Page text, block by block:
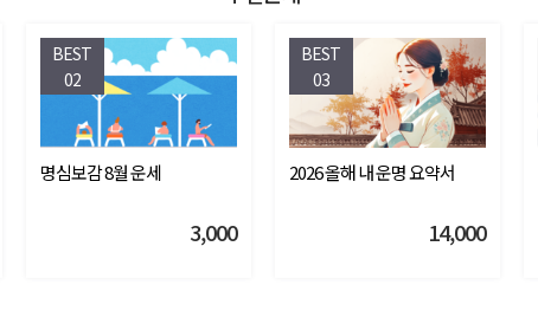
BEST
02
명심보감 8월 운세
3,000
BEST
03
2026 올해 내 운명 요약서
14,000